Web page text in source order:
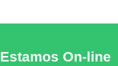
Estamos On-line